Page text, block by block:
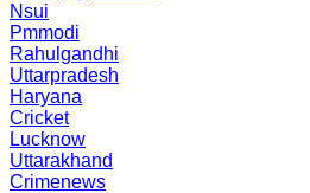
Nsui
Pmmodi
Rahulgandhi
Uttarpradesh
Haryana
Cricket
Lucknow
Uttarakhand
Crimenews